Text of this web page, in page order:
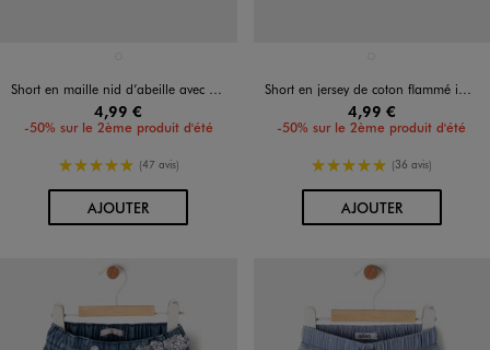
Short en maille nid d’abeille avec volants bébé fille
4,99 €
-50% sur le 2ème produit d'été
5/5 de moyenne
(47 avis)
AJOUTERAU PANIER
Short en jersey de coton flammé imprimé bébé fille
4,99 €
-50% sur le 2ème produit d'été
5/5 de moyenne
(36 avis)
AJOUTERAU PANIER